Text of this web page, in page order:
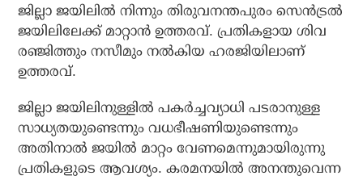
ജില്ലാ ജയിലില്‍ നിന്നും തിരുവനന്തപുരം സെന്‍ട്രല്‍
ജയിലിലേക്ക് മാറ്റാന്‍ ഉത്തരവ്. പ്രതികളായ ശിവ
രഞ്ജിത്തും നസീമും നല്‍കിയ ഹരജിയിലാണ്
ഉത്തരവ്.
ജില്ലാ ജയിലിനുള്ളില്‍ പകര്‍ച്ചവ്യാധി പടരാനുള്ള
സാധ്യതയുണ്ടെന്നും വധഭീഷണിയുണ്ടെന്നും
അതിനാല്‍ ജയില്‍ മാറ്റം വേണമെന്നുമായിരുന്നു
പ്രതികളുടെ ആവശ്യം. കരമനയില്‍ അനന്തുവെന്ന